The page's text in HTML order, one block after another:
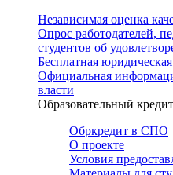
Независимая оценка
Опрос работодателей,
студентов об
Бесплатная
Официальная
власти
Образовательный кредит
Обркредит в СПО
О проекте
Условия